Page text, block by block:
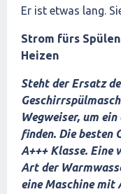
Er ist etwas lang.
Strom fürs
Heizen
Steht der Ersatz
Wegweiser, um
finden. Die besten
A+++ Klasse. Eine
Art der
eine Maschine mit